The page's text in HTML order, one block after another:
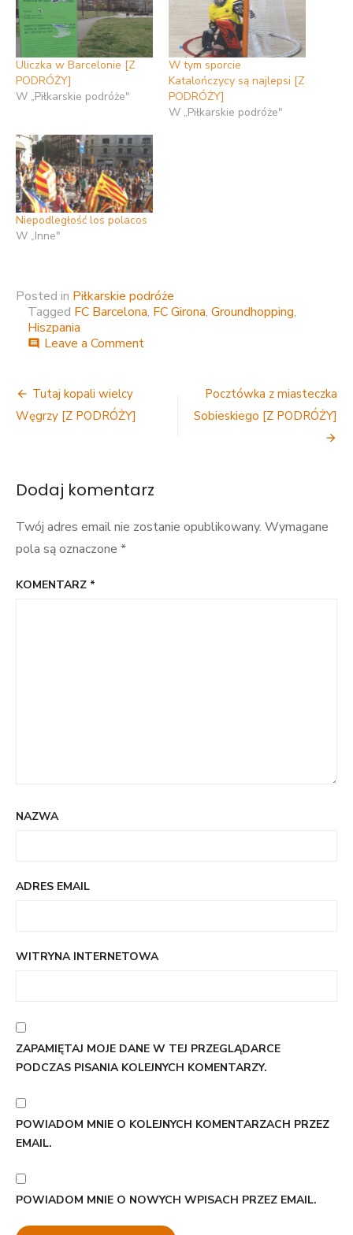
Uliczka w Barcelonie [Z
PODRÓŻY]
W „Piłkarskie podróże"
W tym sporcie
Katalończycy są najlepsi [Z
PODRÓŻY]
W „Piłkarskie podróże"
Niepodległość los polacos
W „Inne"
Posted in Piłkarskie podróże
Tagged FC Barcelona, FC Girona, Groundhopping,
Hiszpania
comment Leave a Commenton
Nawigacja
wpisu
Tutaj kopali wielcy
Węgrzy [Z PODRÓŻY]
Pocztówka z miasteczka
Sobieskiego [Z PODRÓŻY]
Dodaj komentarz
Twój adres email nie zostanie opublikowany. Wymagane
pola są oznaczone *
KOMENTARZ *
NAZWA
ADRES EMAIL
WITRYNA INTERNETOWA
ZAPAMIĘTAJ MOJE DANE W TEJ PRZEGLĄDARCE
PODCZAS PISANIA KOLEJNYCH KOMENTARZY.
POWIADOM MNIE O KOLEJNYCH KOMENTARZACH PRZEZ
EMAIL.
POWIADOM MNIE O NOWYCH WPISACH PRZEZ EMAIL.